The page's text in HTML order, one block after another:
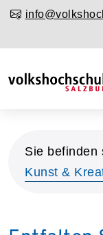
Sie befinden
Kunst &